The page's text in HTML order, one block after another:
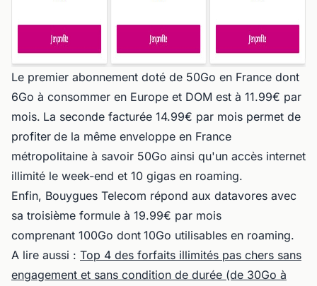
Le premier abonnement doté de 50Go en France dont
6Go à consommer en Europe et DOM est à 11.99€ par
mois. La seconde facturée 14.99€ par mois permet de
profiter de la même enveloppe en France
métropolitaine à savoir 50Go ainsi qu'un accès internet
illimité le week-end et 10 gigas en roaming.
Enfin, Bouygues Telecom répond aux datavores avec
sa troisième formule à 19.99€ par mois
comprenant 100Go dont 10Go utilisables en roaming.
A lire aussi : Top 4 des forfaits illimités pas chers sans
engagement et sans condition de durée (de 30Go à